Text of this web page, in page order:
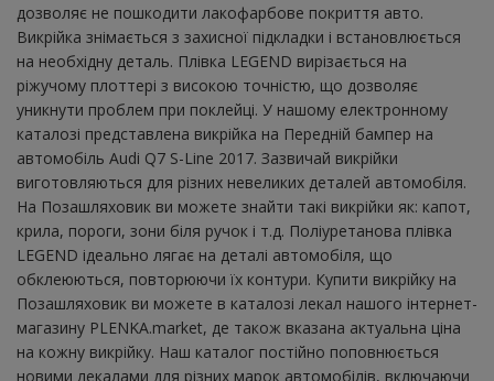
дозволяє не пошкодити лакофарбове покриття авто.
Викрійка знімається з захисної підкладки і встановлюється
на необхідну деталь. Плівка LEGEND вирізається на
ріжучому плоттері з високою точністю, що дозволяє
уникнути проблем при поклейці. У нашому електронному
каталозі представлена ​​викрійка на Передній бампер на
автомобіль Audi Q7 S-Line 2017. Зазвичай викрійки
виготовляються для різних невеликих деталей автомобіля.
На Позашляховик ви можете знайти такі викрійки як: капот,
крила, пороги, зони біля ручок і т.д. Поліуретанова плівка
LEGEND ідеально лягає на деталі автомобіля, що
обклеюються, повторюючи їх контури. Купити викрійку на
Позашляховик ви можете в каталозі лекал нашого інтернет-
магазину PLENKA.market, де також вказана актуальна ціна
на кожну викрійку. Наш каталог постійно поповнюється
новими лекалами для різних марок автомобілів, включаючи